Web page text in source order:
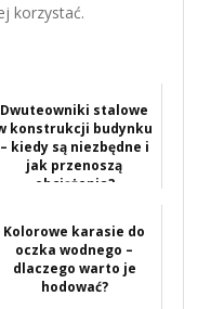
korzystać.
Dwuteowniki stalowe
konstrukcji budynku
– kiedy są niezbędne i
jak przenoszą
obciążenia?
Kolorowe karasie do
oczka wodnego –
dlaczego warto je
hodować?